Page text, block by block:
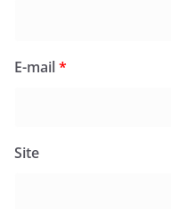
E-mail*
Site